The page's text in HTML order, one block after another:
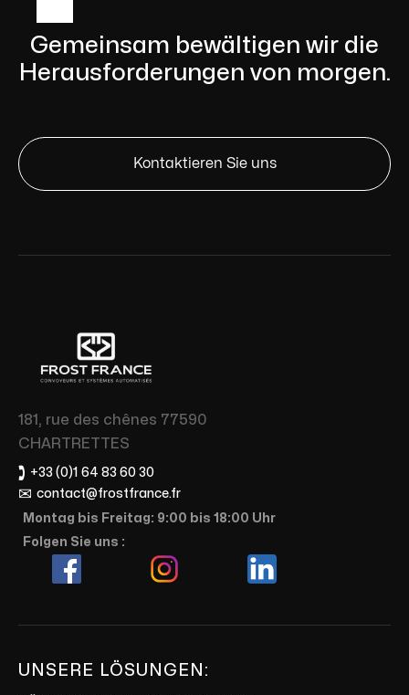
Gemeinsam bewältigen wir die
Herausforderungen von morgen.
Kontaktieren Sie uns
181, rue des chênes 77590
CHARTRETTES
🕽 +33 (0)1 64 83 60 30
✉ contact@frostfrance.fr
Montag bis Freitag: 9:00 bis 18:00 Uhr
Folgen Sie uns :
UNSERE LÖSUNGEN: